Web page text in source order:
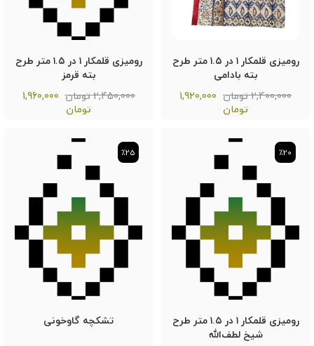
رومیزی قلمکار ۱ در ۱.۵ متر طرح
بته بادامی
2,400,000 تومان
1,920,000
تومان
رومیزی قلمکار ۱ در ۱.۵ متر طرح
بته قرمز
2,450,000 تومان
1,960,000
تومان
٪20
رومیزی قلمکار ۱ در ۱.۵ متر طرح
شیخ لطف‌الله
٪20 ٪25
تشکچه گاوخونی
٪25